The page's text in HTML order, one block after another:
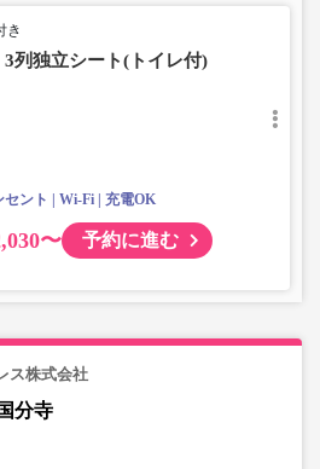
き
3列独立シート(トイレ付)
セント Wi-Fi 充電OK
〜 予約に進む
ス株式会社
分寺